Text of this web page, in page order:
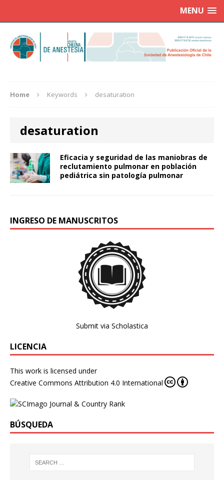
MENU
Home Keywords desaturation
desaturation
Eficacia y seguridad de las maniobras de
reclutamiento pulmonar en población
pediátrica sin patología pulmonar
INGRESO DE MANUSCRITOS
Submit via Scholastica
LICENCIA
This work is licensed under
Creative Commons Attribution 4.0 International
BÚSQUEDA